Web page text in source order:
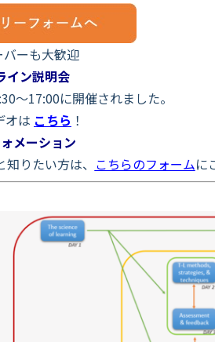
歓迎
イン説明会
～17:00に開催されました。
オは こちら ！
メーション
りたい方は、 こちらのフォームに